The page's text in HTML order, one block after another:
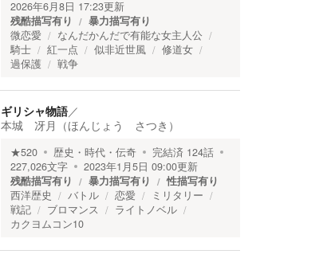
2026年6月8日 17:23更新
残酷描写有り
暴力描写有り
微恋愛
なんだかんだで有能な女主人公
騎士
紅一点 似非近世風
修道女
過保護
戦争
ギリシャ物語／
本城 冴月（ほんじょう さつき）
★520 歴史・時代・伝奇 完結済 124話
227,026文字 2023年1月5日 09:00更新
残酷描写有り
暴力描写有り
性描写有り
西洋歴史
バトル 恋愛
ミリタリー
戦記
ブロマンス
ライトノベル
カクヨムコン10